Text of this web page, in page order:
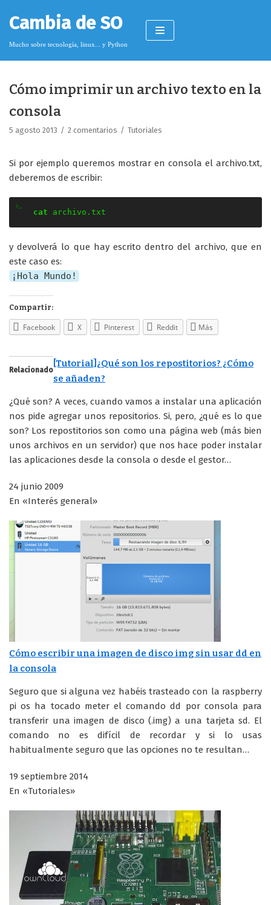
Saltar
al
contenido
Cambia de SO
Mucho sobre tecnología, linux... y Python
Licencia de contenido
Cookies
Política de protección de datos
Cómo imprimir un archivo texto en la
consola
5 agosto 2013 2 comentarios Tutoriales
Si por ejemplo queremos mostrar en consola el archivo.txt,
deberemos de escribir:
cat archivo.txt
y devolverá lo que hay escrito dentro del archivo, que en
este caso es:
¡Hola Mundo!
Compartir:
Facebook X Pinterest Reddit Más
Relacionado
[Tutorial]¿Qué son los repostitorios? ¿Cómo
se añaden?
¿Qué son? A veces, cuando vamos a instalar una aplicación
nos pide agregar unos repositorios. Si, pero, ¿qué es lo que
son? Los repostitorios son como una página web (más bien
unos archivos en un servidor) que nos hace poder instalar
las aplicaciones desde la consola o desde el gestor…
24 junio 2009
En «Interés general»
Cómo escribir una imagen de disco img sin usar dd en
la consola
Seguro que si alguna vez habéis trasteado con la raspberry
pi os ha tocado meter el comando dd por consola para
transferir una imagen de disco (.img) a una tarjeta sd. El
comando no es difícil de recordar y si lo usas
habitualmente seguro que las opciones no te resultan…
19 septiembre 2014
En «Tutoriales»